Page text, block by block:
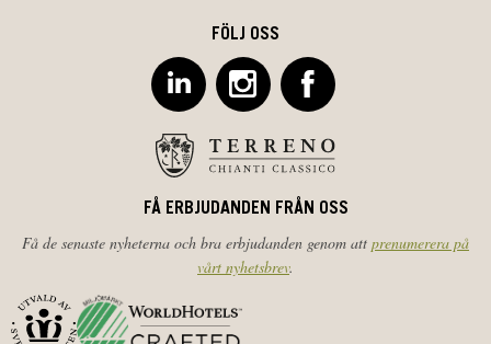
FÖLJ OSS
FÅ ERBJUDANDEN FRÅN OSS
Få de senaste nyheterna och bra erbjudanden genom att prenumerera på
vårt nyhetsbrev.